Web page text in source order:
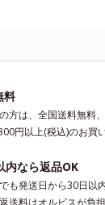
用する
中も続き
自然ない
料
方は、全国送料無料
円以上(税込)のお買
内なら返品OK
も発送日から30日以